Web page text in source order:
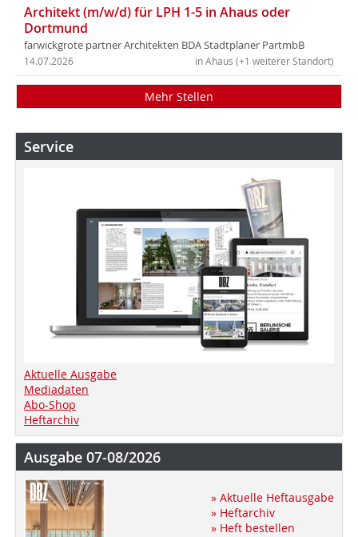
Architekt (m/w/d) für LPH 1-5 in Ahaus oder
Dortmund
farwickgrote partner Architekten BDA Stadtplaner PartmbB
in Ahaus (+1 weiterer Standort)
14.07.2026
Mehr Stellen
Service
Aktuelle Ausgabe
Mediadaten
Abo-Shop
Heftarchiv
Ausgabe 07-08/2026
» Aktuelle Heftausgabe
» Heftarchiv
» Heft bestellen